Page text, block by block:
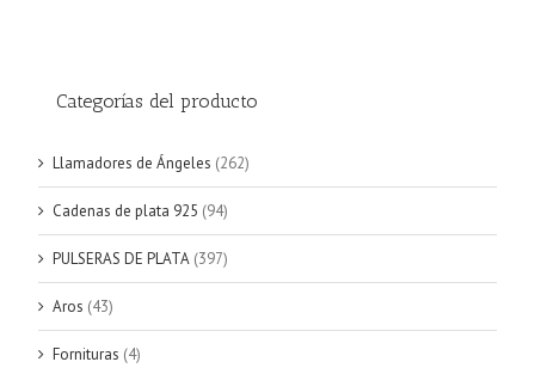
Categorías del producto
Llamadores de Ángeles (262)
Cadenas de plata 925 (94)
PULSERAS DE PLATA (397)
Aros (43)
Fornituras (4)